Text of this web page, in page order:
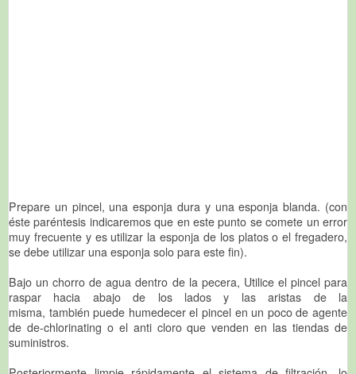
Prepare un pincel, una esponja dura y una esponja blanda. (con
éste paréntesis indicaremos que en este punto se comete un error
muy frecuente y es utilizar la esponja de los platos o el fregadero,
se debe utilizar una esponja solo para este fin).
Bajo un chorro de agua dentro de la pecera, Utilice el pincel para
raspar hacia abajo de los lados y las aristas de la
misma, también puede humedecer el pincel en un poco de agente
de de-chlorinating o el anti cloro que venden en las tiendas de
suministros.